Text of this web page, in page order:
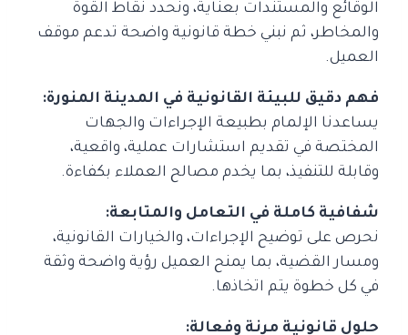
الوقائع والمستندات بعناية، ونحدد نقاط القوة
والمخاطر، ثم نبني خطة قانونية واضحة تدعم موقف
العميل.
فهم دقيق للبيئة القانونية في المدينة المنورة:
يساعدنا الإلمام بطبيعة الإجراءات والجهات
المختصة في تقديم استشارات عملية، واقعية،
وقابلة للتنفيذ، بما يخدم مصالح العملاء بكفاءة.
شفافية كاملة في التعامل والمتابعة:
نحرص على توضيح الإجراءات، والخيارات القانونية،
ومسار القضية، بما يمنح العميل رؤية واضحة وثقة
في كل خطوة يتم اتخاذها.
حلول قانونية مرنة وفعالة: